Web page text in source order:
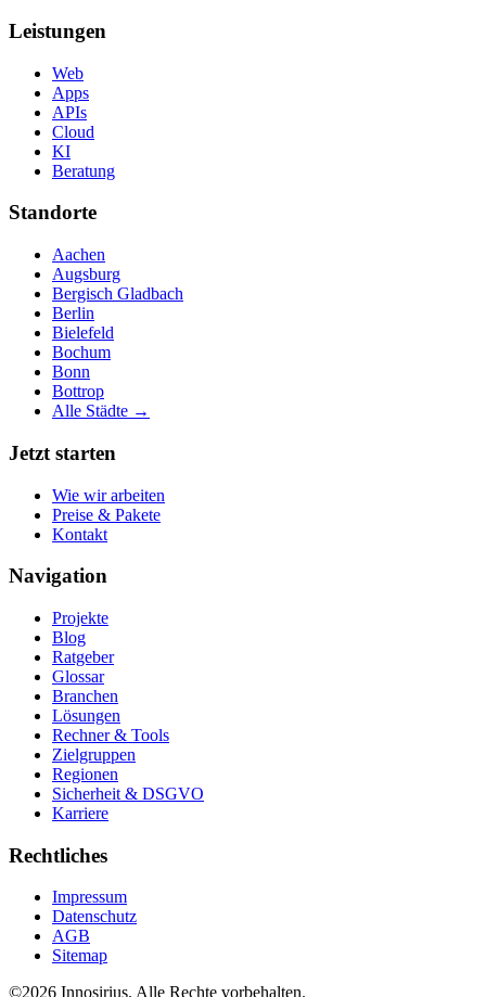
Leistungen
Web
Apps
APIs
Cloud
KI
Beratung
Standorte
Aachen
Augsburg
Bergisch Gladbach
Berlin
Bielefeld
Bochum
Bonn
Bottrop
Alle Städte →
Jetzt starten
Wie wir arbeiten
Preise & Pakete
Kontakt
Navigation
Projekte
Blog
Ratgeber
Glossar
Branchen
Lösungen
Rechner & Tools
Zielgruppen
Regionen
Sicherheit & DSGVO
Karriere
Rechtliches
Impressum
Datenschutz
AGB
Sitemap
©2026 Innosirius. Alle Rechte vorbehalten.